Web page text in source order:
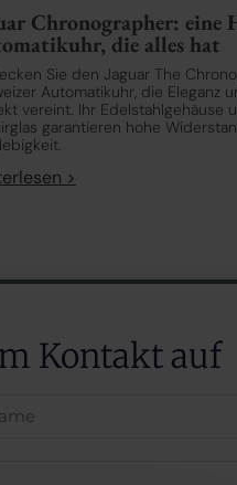
Chronographer: eine
die alles hat
Sie den Jaguar The
Automatikuhr, die Eleganz
vereint. Ihr Edelstahlgehäuse
garantieren hohe
>
Kontakt auf